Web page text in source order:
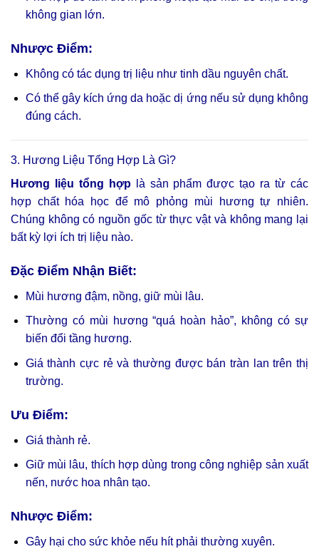
không gian lớn.
Nhược Điểm:
Không có tác dụng trị liệu như tinh dầu nguyên chất.
Có thể gây kích ứng da hoặc dị ứng nếu sử dụng không
đúng cách.
3. Hương Liệu Tổng Hợp Là Gì?
Hương liệu tổng hợplà sản phẩm được tạo ra từ các
hợp chất hóa học để mô phỏng mùi hương tự nhiên.
Chúng không có nguồn gốc từ thực vật và không mang lại
bất kỳ lợi ích trị liệu nào.
Đặc Điểm Nhận Biết:
Mùi hương đậm, nồng, giữ mùi lâu.
Thường có mùi hương “quá hoàn hảo”, không có sự
biến đổi tầng hương.
Giá thành cực rẻ và thường được bán tràn lan trên thị
trường.
Ưu Điểm:
Giá thành rẻ.
Giữ mùi lâu, thích hợp dùng trong công nghiệp sản xuất
nến, nước hoa nhân tạo.
Nhược Điểm:
Gây hại cho sức khỏe nếu hít phải thường xuyên.